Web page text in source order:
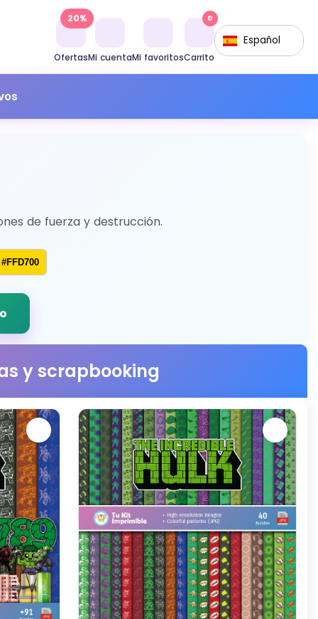
Ofertas
20%
Mi cuentaMi favoritosCarrito
0
Español
de fuerza y destrucción.
#FFD700
y scrapbooking